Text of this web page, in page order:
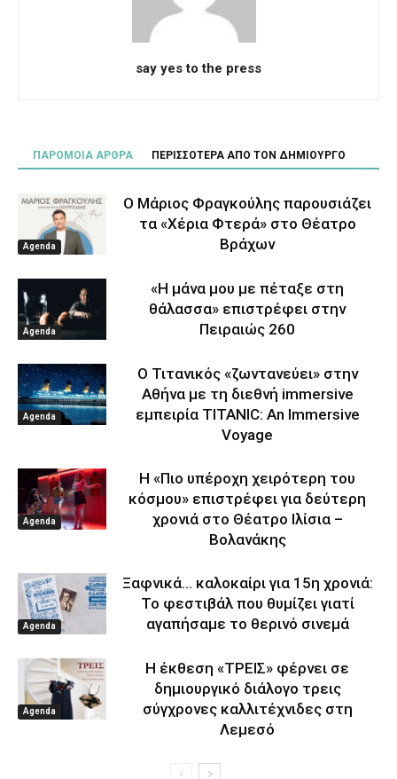
say yes to the press
ΠΑΡΟΜΟΙΑ ΑΡΘΡΑ ΠΕΡΙΣΣΟΤΕΡΑ ΑΠΟ ΤΟΝ ΔΗΜΙΟΥΡΓΟ
Agenda
Ο Μάριος Φραγκούλης παρουσιάζει
τα «Χέρια Φτερά» στο Θέατρο
Βράχων
Agenda
«Η μάνα μου με πέταξε στη
θάλασσα» επιστρέφει στην
Πειραιώς 260
Agenda
Ο Τιτανικός «ζωντανεύει» στην
Αθήνα με τη διεθνή immersive
εμπειρία TITANIC: An Immersive
Voyage
Agenda
Η «Πιο υπέροχη χειρότερη του
κόσμου» επιστρέφει για δεύτερη
χρονιά στο Θέατρο Ιλίσια –
Βολανάκης
Agenda
Ξαφνικά… καλοκαίρι για 15η χρονιά:
Το φεστιβάλ που θυμίζει γιατί
αγαπήσαμε το θερινό σινεμά
Agenda
Η έκθεση «ΤΡΕΙΣ» φέρνει σε
δημιουργικό διάλογο τρεις
σύγχρονες καλλιτέχνιδες στη
Λεμεσό